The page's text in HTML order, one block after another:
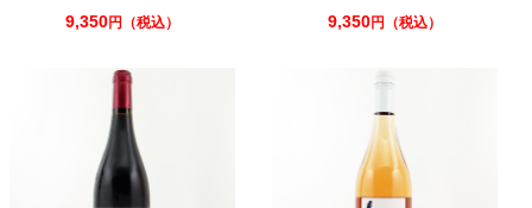
9,350円（税込） 9,350円（税込）